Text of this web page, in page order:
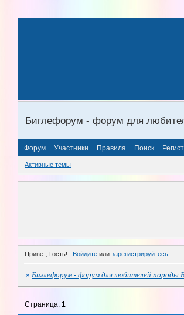
Биглефорум - форум для
Форум Участники Правила Поиск
Активные темы
Привет, Гость! Войдитеили зарегистрируйтесь.
» Биглефорум - форум для любителей породы
Страница:1